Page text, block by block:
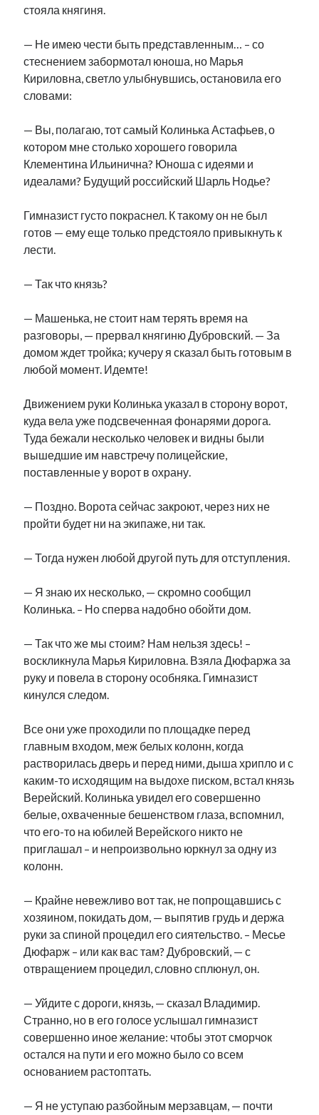
стояла княгиня.
— Не имею чести быть представленным… – со
стеснением забормотал юноша, но Марья
Кириловна, светло улыбнувшись, остановила его
словами:
— Вы, полагаю, тот самый Колинька Астафьев, о
котором мне столько хорошего говорила
Клементина Ильинична? Юноша с идеями и
идеалами? Будущий российский Шарль Нодье?
Гимназист густо покраснел. К такому он не был
готов — ему еще только предстояло привыкнуть к
лести.
— Так что князь?
— Машенька, не стоит нам терять время на
разговоры, — прервал княгиню Дубровский. — За
домом ждет тройка; кучеру я сказал быть готовым в
любой момент. Идемте!
Движением руки Колинька указал в сторону ворот,
куда вела уже подсвеченная фонарями дорога.
Туда бежали несколько человек и видны были
вышедшие им навстречу полицейские,
поставленные у ворот в охрану.
— Поздно. Ворота сейчас закроют, через них не
пройти будет ни на экипаже, ни так.
— Тогда нужен любой другой путь для отступления.
— Я знаю их несколько, — скромно сообщил
Колинька. – Но сперва надобно обойти дом.
— Так что же мы стоим? Нам нельзя здесь! –
воскликнула Марья Кириловна. Взяла Дюфаржа за
руку и повела в сторону особняка. Гимназист
кинулся следом.
Все они уже проходили по площадке перед
главным входом, меж белых колонн, когда
растворилась дверь и перед ними, дыша хрипло и с
каким-то исходящим на выдохе писком, встал князь
Верейский. Колинька увидел его совершенно
белые, охваченные бешенством глаза, вспомнил,
что его-то на юбилей Верейского никто не
приглашал – и непроизвольно юркнул за одну из
колонн.
— Крайне невежливо вот так, не попрощавшись с
хозяином, покидать дом, — выпятив грудь и держа
руки за спиной процедил его сиятельство. – Месье
Дюфарж – или как вас там? Дубровский, — с
отвращением процедил, словно сплюнул, он.
— Уйдите с дороги, князь, — сказал Владимир.
Странно, но в его голосе услышал гимназист
совершенно иное желание: чтобы этот сморчок
остался на пути и его можно было со всем
основанием растоптать.
— Я не уступаю разбойным мерзавцам, — почти